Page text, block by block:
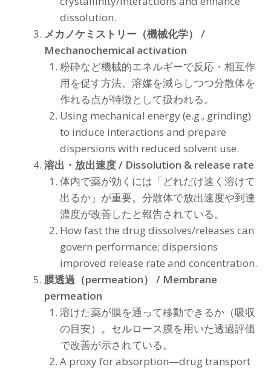
dissolution.
メカノケミストリー（機械化学） /
Mechanochemical activation
粉砕など機械的エネルギーで反応・相互作
用を促す方法。溶媒を減らしつつ分散体を
作れる点が特徴として扱われる。
Using mechanical energy (e.g., grinding)
to induce interactions and prepare
dispersions with reduced solvent use.
溶出・放出速度 / Dissolution & release rate
体内で薬が効くには「どれだけ速く溶けて
出るか」が重要。分散体で放出速度や到達
濃度が改善したと報告されている。
How fast the drug dissolves/releases can
govern performance; dispersions
improved release rate and concentration.
膜透過（permeation） / Membrane
permeation
溶けた薬が膜を通って移動できるか（吸収
の目安）。セルロース膜を用いた透過評価
で改善が示されている。
A proxy for absorption—drug transport